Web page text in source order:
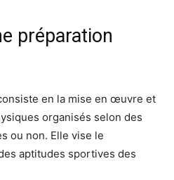
préparation
en la mise en œuvre et
organisés selon des
ou non. Elle vise le
aptitudes sportives des